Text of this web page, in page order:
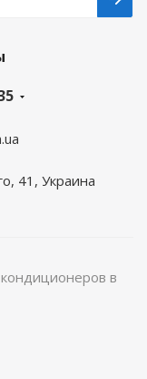
41, Украина
в